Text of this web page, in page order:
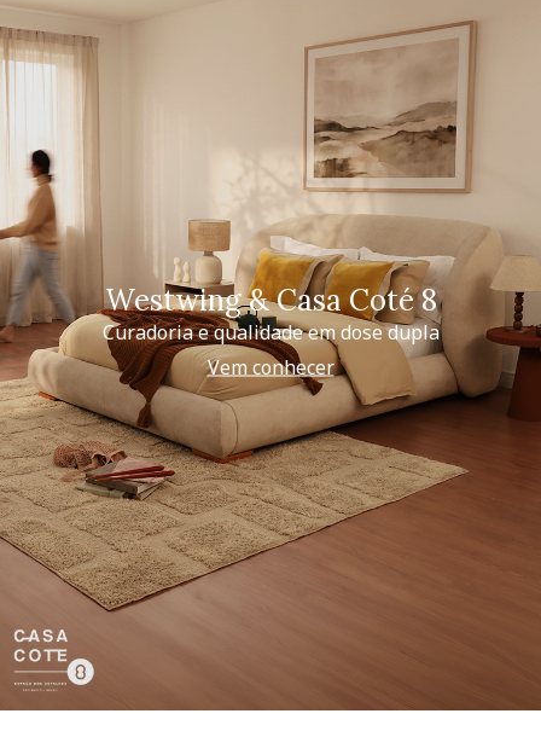
Westwing & Casa Coté 8
Curadoria e qualidade em dose dupla
Vem conhecer